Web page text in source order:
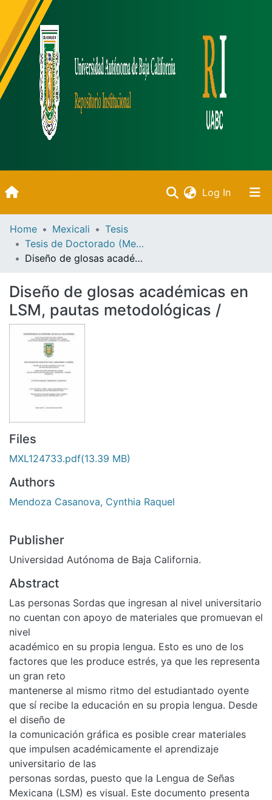
Log In(current)
Inicio
Communities & Collections
Statistics
Home Mexicali
Tesis
Tesis de Doctorado (Mexicali)
Diseño de glosas académicas en LSM, pautas metodológicas /
Diseño de glosas académicas en
LSM, pautas metodológicas /
Files
MXL124733.pdf(13.39 MB)
Authors
Mendoza Casanova, Cynthia Raquel
Publisher
Universidad Autónoma de Baja California.
Abstract
Las personas Sordas que ingresan al nivel universitario
no cuentan con apoyo de materiales que promuevan el
nivel
académico en su propia lengua. Esto es uno de los
factores que les produce estrés, ya que les representa
un gran reto
mantenerse al mismo ritmo del estudiantado oyente
que sí­ recibe la educación en su propia lengua. Desde
el diseño de
la comunicación gráfica es posible crear materiales
que impulsen académicamente el aprendizaje
universitario de las
personas sordas, puesto que la Lengua de Señas
Mexicana (LSM) es visual. Este documento presenta